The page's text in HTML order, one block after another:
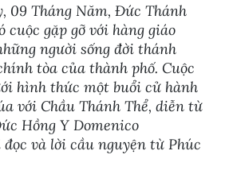
09 Tháng Năm, Đức Thánh
cuộc gặp gỡ với hàng giáo
người sống đời thánh
tòa của thành phố. Cuộc
hình thức một buổi cử hành
với Chầu Thánh Thể, diễn từ
Hồng Y Domenico
và lời cầu nguyện từ Phúc